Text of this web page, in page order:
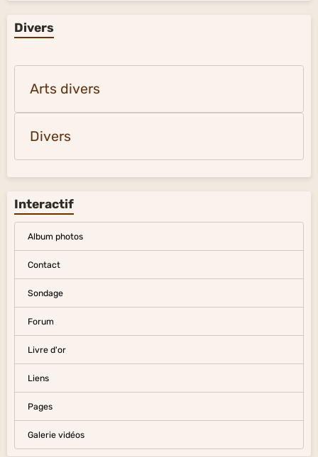
Divers
Arts divers
Divers
Interactif
Album photos
Contact
Sondage
Forum
Livre d'or
Liens
Pages
Galerie vidéos